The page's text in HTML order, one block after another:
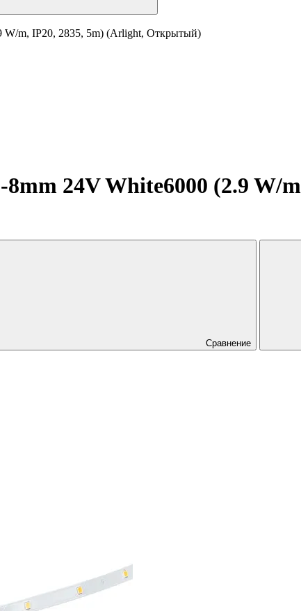
W/m, IP20, 2835, 5m) (Arlight, Открытый)
8mm 24V White6000 (2.9 W/
Сравнение